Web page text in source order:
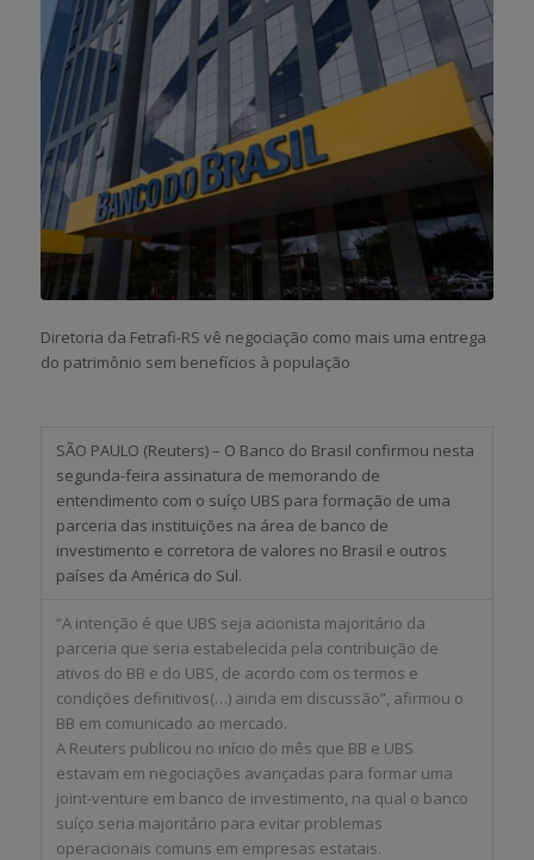
Diretoria da Fetrafi-RS vê negociação como mais uma entrega
do patrimônio sem benefícios à população
SÃO PAULO (Reuters) – O Banco do Brasil confirmou nesta
segunda-feira assinatura de memorando de
entendimento com o suíço UBS para formação de uma
parceria das instituições na área de banco de
investimento e corretora de valores no Brasil e outros
países da América do Sul.
“A intenção é que UBS seja acionista majoritário da
parceria que seria estabelecida pela contribuição de
ativos do BB e do UBS, de acordo com os termos e
condições definitivos(…) ainda em discussão”, afirmou o
BB em comunicado ao mercado.
A Reuters publicou no início do mês que BB e UBS
estavam em negociações avançadas para formar uma
joint-venture em banco de investimento, na qual o banco
suíço seria majoritário para evitar problemas
operacionais comuns em empresas estatais.